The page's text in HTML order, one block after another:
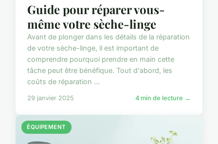
Guide pour réparer vous-
même votre sèche-linge
Avant de plonger dans les détails de la réparation
de votre sèche-linge, il est important de
comprendre pourquoi prendre en main cette
tâche peut être bénéfique. Tout d'abord, les
coûts de réparation ...
29 janvier 2025 4 min de lecture →
ÉQUIPEMENT